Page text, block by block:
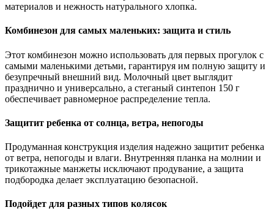
материалов и нежность натурального хлопка.
Комбинезон для самых маленьких: защита и стиль
Этот комбинезон можно использовать для первых прогулок с
самыми маленькими детьми, гарантируя им полную защиту и
безупречный внешний вид. Молочный цвет выглядит
празднично и универсально, а стеганый синтепон 150 г
обеспечивает равномерное распределение тепла.
Защитит ребенка от солнца, ветра, непогоды
Продуманная конструкция изделия надежно защитит ребенка
от ветра, непогоды и влаги. Внутренняя планка на молнии и
трикотажные манжеты исключают продувание, а защита
подбородка делает эксплуатацию безопасной.
Подойдет для разных типов колясок